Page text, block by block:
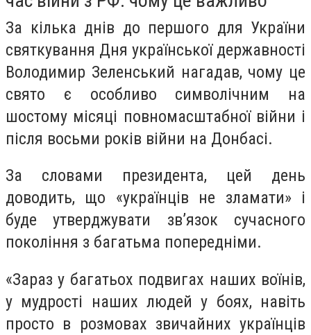
За кілька днів до першого для України
святкування Дня української державності
Володимир Зеленський нагадав, чому це
свято є особливо символічним на
шостому місяці повномасштабної війни і
після восьми років війни на Донбасі.
За словами президента, цей день
доводить, що «українців не зламати» і
буде утверджувати зв’язок сучасного
покоління з багатьма попередніми.
«Зараз у багатьох подвигах наших воїнів,
у мудрості наших людей у боях, навіть
просто в розмовах звичайних українців